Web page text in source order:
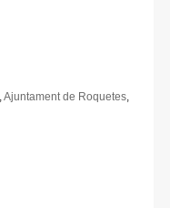
Ajuntament de Roquetes